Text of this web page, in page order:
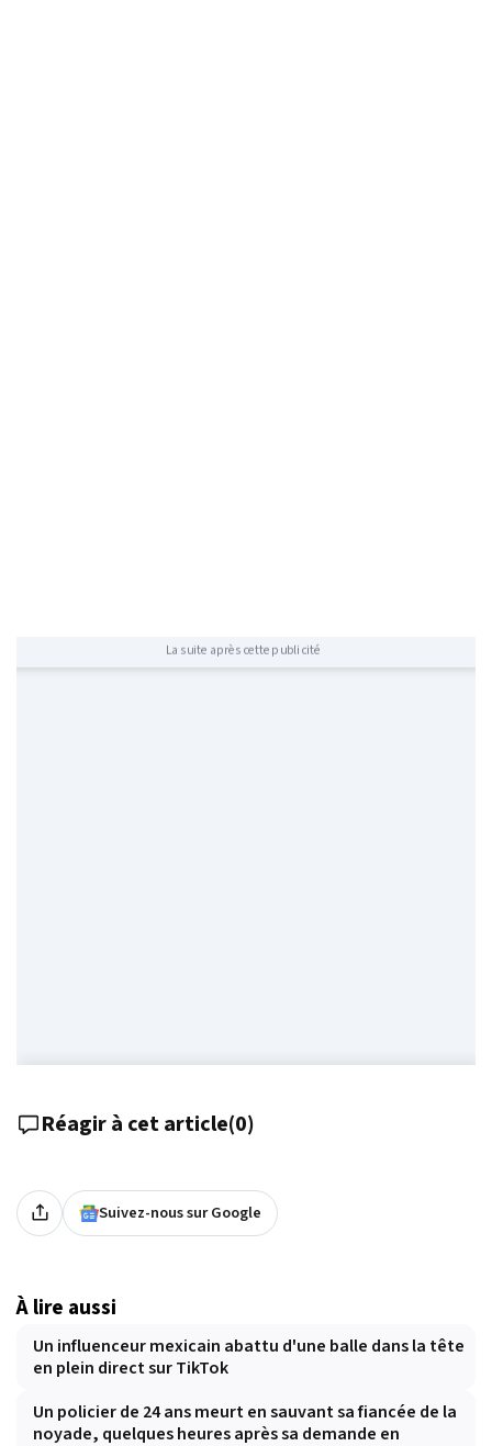
La suite après cette publicité
Réagir à cet article(0)
Suivez-nous sur Google
À lire aussi
Un influenceur mexicain abattu d'une balle dans la tête
en plein direct sur TikTok
Un policier de 24 ans meurt en sauvant sa fiancée de la
noyade, quelques heures après sa demande en